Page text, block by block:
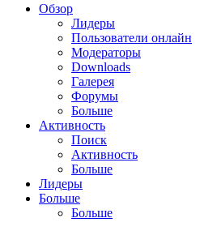
Обзор
Лидеры
Пользователи онлайн
Модераторы
Downloads
Галерея
Форумы
Больше
Активность
Поиск
Активность
Больше
Лидеры
Больше
Больше